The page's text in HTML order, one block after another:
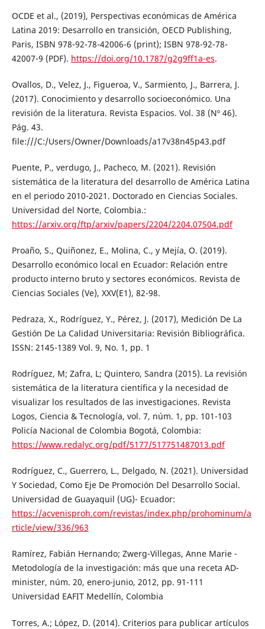
OCDE et al., (2019), Perspectivas económicas de América
Latina 2019: Desarrollo en transición, OECD Publishing,
Paris, ISBN 978-92-78-42006-6 (print); ISBN 978-92-78-
42007-9 (PDF). https://doi.org/10.1787/g2g9ff1a-es.
Ovallos, D., Velez, J., Figueroa, V., Sarmiento, J., Barrera, J.
(2017). Conocimiento y desarrollo socioeconómico. Una
revisión de la literatura. Revista Espacios. Vol. 38 (Nº 46).
Pág. 43.
file:///C:/Users/Owner/Downloads/a17v38n45p43.pdf
Puente, P., verdugo, J., Pacheco, M. (2021). Revisión
sistemática de la literatura del desarrollo de América Latina
en el periodo 2010-2021. Doctorado en Ciencias Sociales.
Universidad del Norte, Colombia.:
https://arxiv.org/ftp/arxiv/papers/2204/2204.07504.pdf
Proaño, S., Quiñonez, E., Molina, C., y Mejía, O. (2019).
Desarrollo económico local en Ecuador: Relación entre
producto interno bruto y sectores económicos. Revista de
Ciencias Sociales (Ve), XXV(E1), 82-98.
Pedraza, X., Rodríguez, Y., Pérez, J. (2017), Medición De La
Gestión De La Calidad Universitaria: Revisión Bibliográfica.
ISSN: 2145-1389 Vol. 9, No. 1, pp. 1
Rodríguez, M; Zafra, L; Quintero, Sandra (2015). La revisión
sistemática de la literatura científica y la necesidad de
visualizar los resultados de las investigaciones. Revista
Logos, Ciencia & Tecnología, vol. 7, núm. 1, pp. 101-103
Policía Nacional de Colombia Bogotá, Colombia:
https://www.redalyc.org/pdf/5177/517751487013.pdf
Rodríguez, C., Guerrero, L., Delgado, N. (2021). Universidad
Y Sociedad, Como Eje De Promoción Del Desarrollo Social.
Universidad de Guayaquil (UG)- Ecuador:
https://acvenisproh.com/revistas/index.php/prohominum/a
rticle/view/336/963
Ramírez, Fabián Hernando; Zwerg-Villegas, Anne Marie -
Metodología de la investigación: más que una receta AD-
minister, núm. 20, enero-junio, 2012, pp. 91-111
Universidad EAFIT Medellín, Colombia
Torres, A.; López, D. (2014). Criterios para publicar artículos